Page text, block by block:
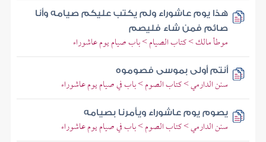
هذا يوم عاشوراء ولم يكتب عليكم صيامه وأنا
صائم فمن شاء فليصم
موطأ مالك > كتاب الصيام > باب صيام يوم عاشوراء
أنتم أولى بموسى فصوموه
سنن الدارمي > كتاب الصوم > باب في صيام يوم عاشوراء
يصوم يوم عاشوراء ويأمرنا بصيامه
سنن الدارمي > كتاب الصوم > باب في صيام يوم عاشوراء